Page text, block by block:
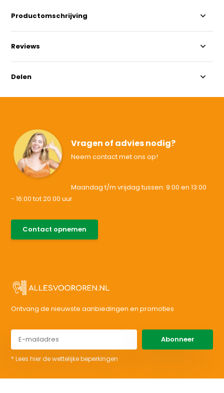
Productomschrijving
Reviews
Delen
Vragen of advies nodig?
Neem contact met ons op!
Maandag t/m vrijdag tussen: 9:00 en 13:00
- 16:00 tot 20.00 uur
Contact opnemen
Ontvang de nieuwste aanbiedingen en promoties
Abonneer
* Lees hier de wettelijke beperkingen